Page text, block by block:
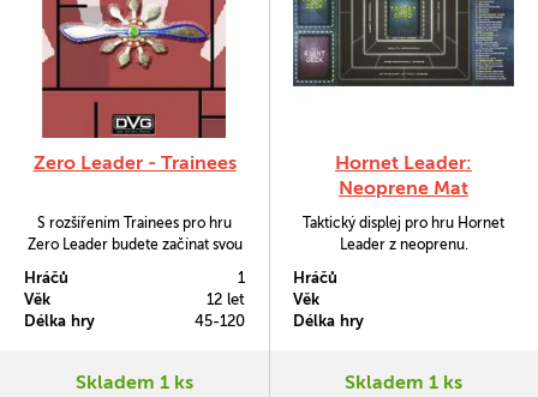
Zero Leader - Trainees
S rozšířením Trainees pro hru
Zero Leader budete začínat svou
Hráčů
1
Věk
12 let
Délka hry
45-120
Skladem 1 ks
Hornet Leader:
Neoprene Mat
Taktický displej pro hru Hornet
Leader z neoprenu.
Hráčů
Věk
Délka hry
Skladem 1 ks